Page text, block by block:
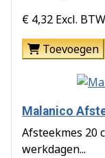
€ 4,32 Excl.
Toevoegen
Malanico
Afsteekmes 20
werkdagen...